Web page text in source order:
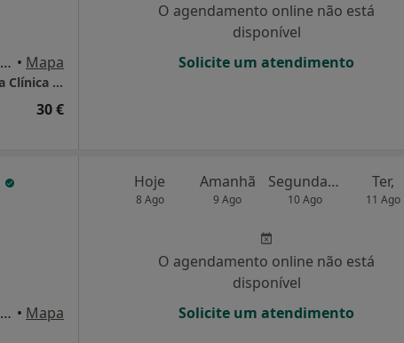
Avenida Alcaides de Faria, 333B, 1°andar, sala 1, Barcelos • Mapa
Susana Campelo - Consultório de Psicologia Clínica & Saúde
30 €
O agendamento online não está
disponível
Solicite um atendimento
Rua Arquiteto Borges Vinagre 29 3E, Barcelos • Mapa
Hoje
8 Ago
Amanhã
9 Ago
Segunda-feira
10 Ago
Ter,
11 Ago
O agendamento online não está
disponível
Solicite um atendimento